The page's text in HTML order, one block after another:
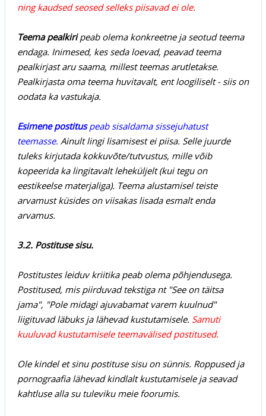
ning kaudsed seosed selleks piisavad ei ole.
Teema pealkiripeab olema konkreetne ja seotud teema
endaga. Inimesed, kes seda loevad, peavad teema
pealkirjast aru saama, millest teemas arutletakse.
Pealkirjasta oma teema huvitavalt, ent loogiliselt - siis on
oodata ka vastukaja.
Esimene postituspeab sisaldama sissejuhatust
teemasse. Ainult lingi lisamisest ei piisa. Selle juurde
tuleks kirjutada kokkuvõte/tutvustus, mille võib
kopeerida ka lingitavalt leheküljelt (kui tegu on
eestikeelse materjaliga). Teema alustamisel teiste
arvamust küsides on viisakas lisada esmalt enda
arvamus.
3.2. Postituse sisu.
Postitustes leiduv kriitika peab olema põhjendusega.
Postitused, mis piirduvad tekstiga nt "See on täitsa
jama", "Pole midagi ajuvabamat varem kuulnud"
liigituvad läbuks ja lähevad kustutamisele. Samuti
kuuluvad kustutamisele teemavälised postitused.
Ole kindel et sinu postituse sisu on sünnis. Roppused ja
pornograafia lähevad kindlalt kustutamisele ja seavad
kahtluse alla su tuleviku meie foorumis.